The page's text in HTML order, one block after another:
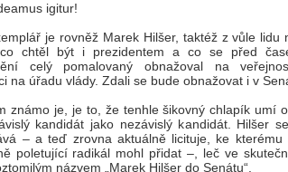
igitur!
je rovněž Marek Hilšer, taktéž z vůle lidu
chtěl být i prezidentem a co se před
celý pomalovaný obnažoval na
na úřadu vlády. Zdali se bude obnažovat i v
známo je, je to, že tenhle šikovný chlapík umí
kandidát jako nezávislý kandidát. Hilšer
– a teď zrovna aktuálně licituje, ke kterému
poletující radikál mohl přidat –, leč ve
názvem „Marek Hilšer do Senátu“.